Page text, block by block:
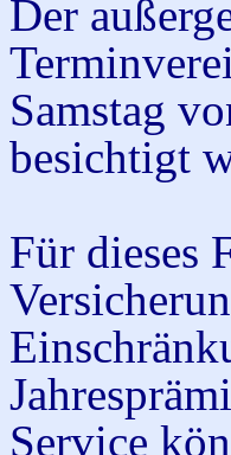
Der
Samstag
besichtigt
Für dieses
Service